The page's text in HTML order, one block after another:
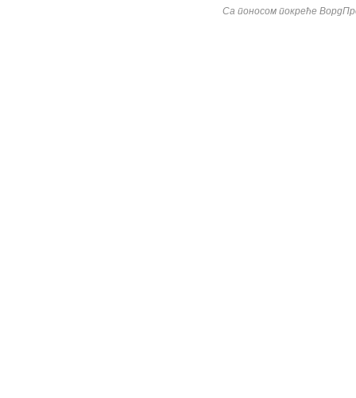
Са поносом покреће